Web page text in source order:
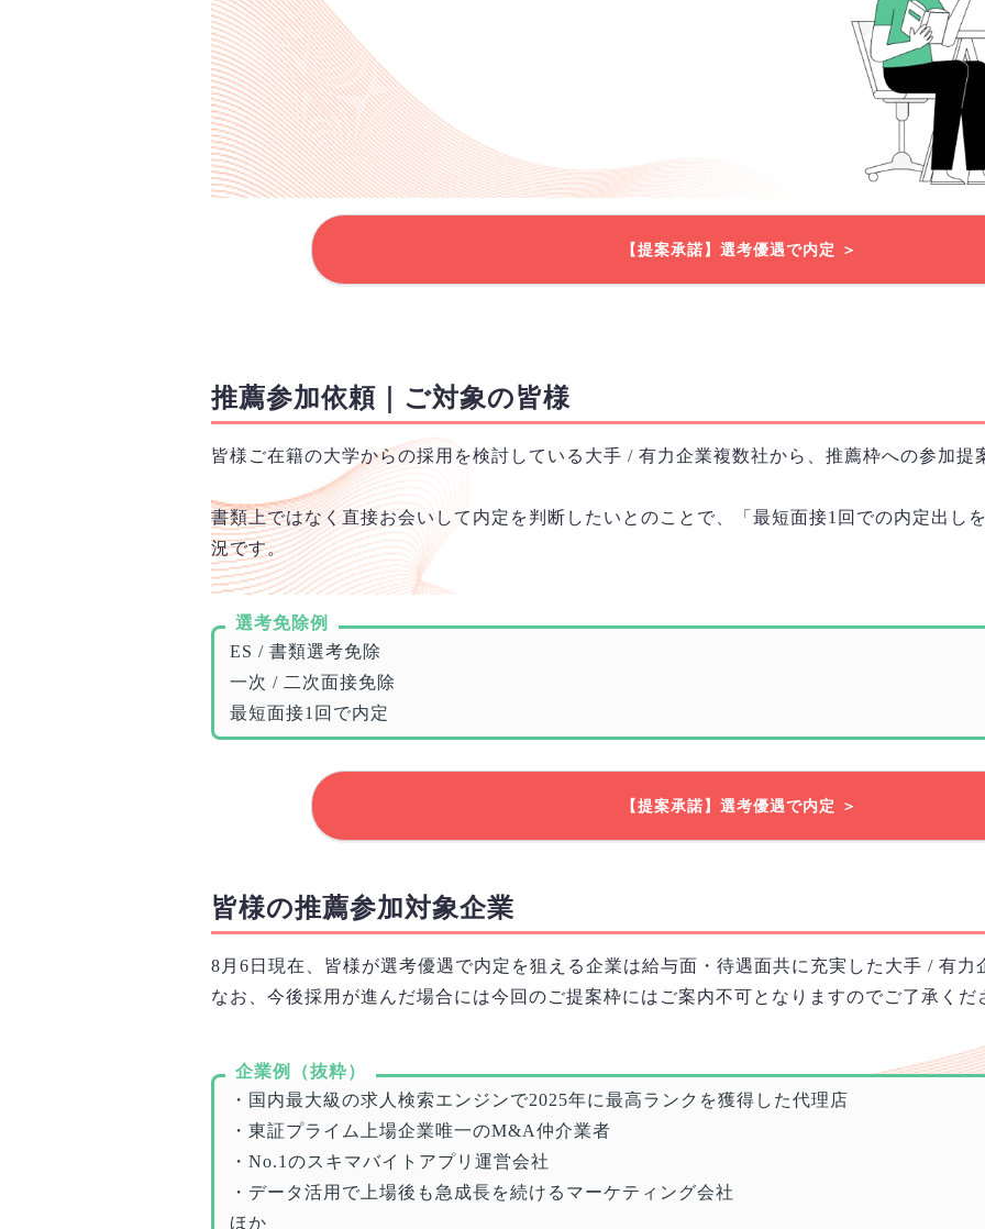
【提案承諾】選考優遇で内定 ＞
推薦参加依頼｜ご対象の皆様
皆様ご在籍の大学からの採用を検討している大手 / 有力企業複数社から、推薦枠への参加提
書類上ではなく直接お会いして内定を判断したいとのことで、「最短面接1回での内定出し
況です。
選考免除例
ES / 書類選考免除
一次 / 二次面接免除
最短面接1回で内定
【提案承諾】選考優遇で内定 ＞
皆様の推薦参加対象企業
8月6日 現在、皆様が選考優遇で内定を狙える企業は給与面・待遇面共に充実した大手 / 有力
なお、今後採用が進んだ場合には今回のご提案枠にはご案内不可となりますのでご了承くだ
企業例（抜粋）
・国内最大級の求人検索エンジンで2025年に最高ランクを獲得した代理店
・東証プライム上場企業唯一のM&A仲介業者
・No.1のスキマバイトアプリ運営会社
・データ活用で上場後も急成長を続けるマーケティング会社
ほか